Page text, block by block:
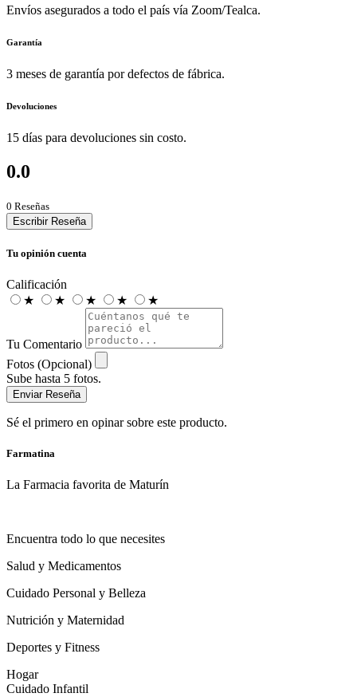
Envíos asegurados a todo el país vía Zoom/Tealca.
Garantía
3 meses de garantía por defectos de fábrica.
Devoluciones
15 días para devoluciones sin costo.
0.0
0 Reseñas
Escribir Reseña
Tu opinión cuenta
Calificación
★
★ ★ ★ ★
Tu Comentario
Fotos (Opcional)
Sube hasta 5 fotos.
Enviar Reseña
Sé el primero en opinar sobre este producto.
Farmatina
La Farmacia favorita de Maturín
Encuentra todo lo que necesites
Salud y Medicamentos
Cuidado Personal y Belleza
Nutrición y Maternidad
Deportes y Fitness
Hogar
Cuidado Infantil